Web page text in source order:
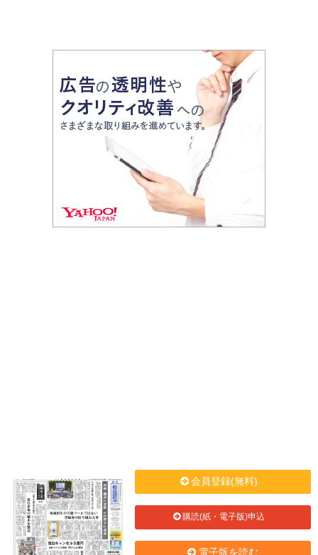
会員登録(無料)
購読(紙・電子版)申込
電子版を読む